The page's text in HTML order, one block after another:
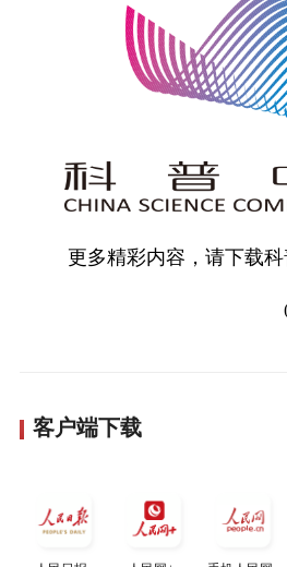
更多精彩内容，请下载科
客户端下载